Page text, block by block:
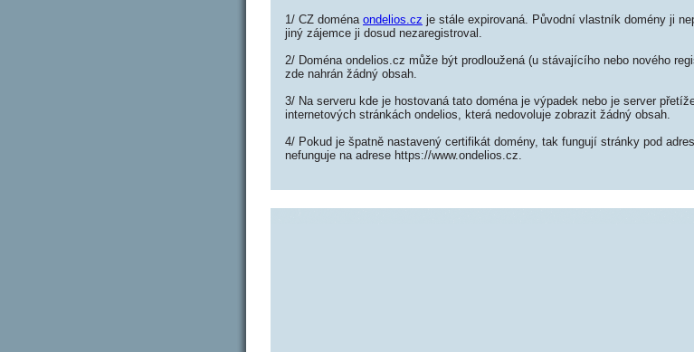
1/ CZ doména ondelios.cz je stále expirovaná. Původní vlastník domény ji
jiný zájemce ji dosud nezaregistroval.
2/ Doména ondelios.cz může být prodloužená (u stávajícího nebo nového
zde nahrán žádný obsah.
3/ Na serveru kde je hostovaná tato doména je výpadek nebo je server
internetových stránkách ondelios, která nedovoluje zobrazit žádný obsah.
4/ Pokud je špatně nastavený certifikát domény, tak fungují stránky pod
nefunguje na adrese https://www.ondelios.cz.